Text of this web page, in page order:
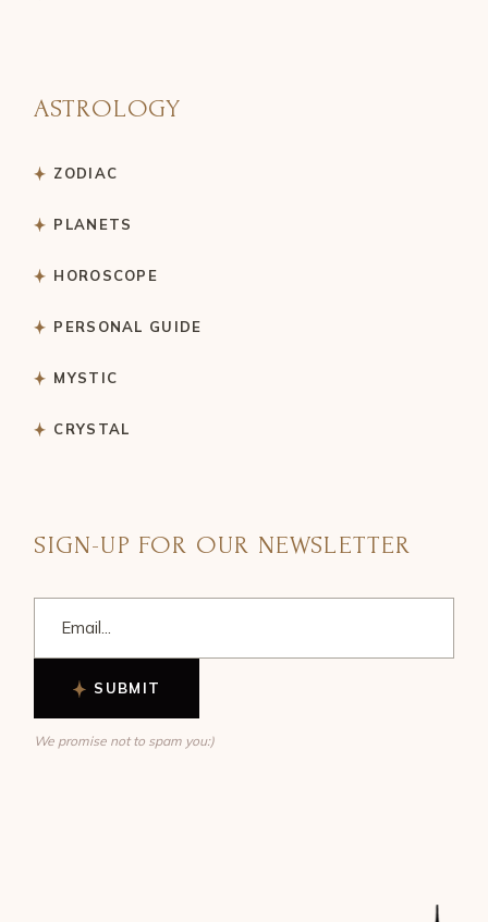
ASTROLOGY
ZODIAC
PLANETS
HOROSCOPE
PERSONAL GUIDE
MYSTIC
CRYSTAL
SIGN-UP FOR OUR NEWSLETTER
SUBMIT
We promise not to spam you:)